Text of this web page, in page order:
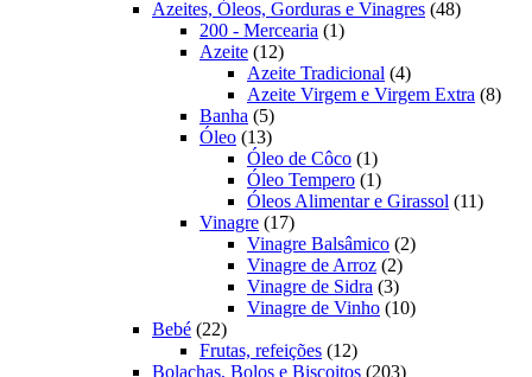
produto
Azeites, Óleos, Gorduras e Vinagres 4848
200 - Mercearia 11
Azeite 1212
produtos
Azeite Tradicional 44
produtos
Azeite Virgem e Virgem Extra 88
Banha 55
produtos
Óleo 1313
produtos
Óleo de Côco 11
produto
Óleo Tempero 11
produto
Óleos Alimentar e Girassol 1111
Vinagre 1717
produtos
Vinagre Balsâmico 22
Vinagre de Arroz 22
produtos
Vinagre de Sidra 33
produtos
Vinagre de Vinho 1010
Bebé 2222
produtos
Frutas, refeições 1212
produtos
Bolachas, Bolos e Biscoitos 203203